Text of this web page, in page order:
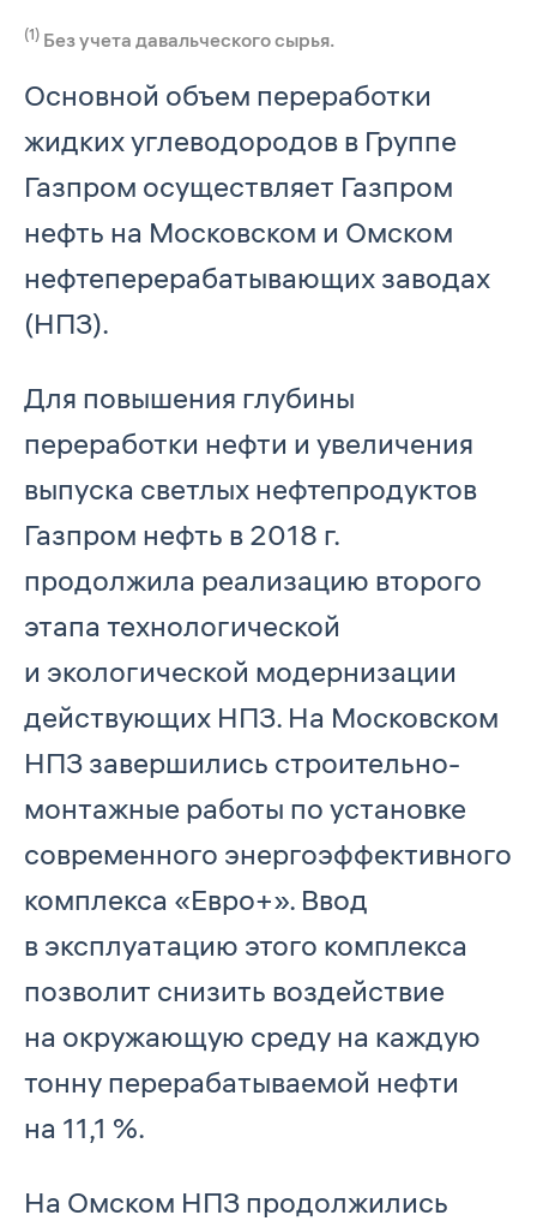
(1) Без учета давальческого сырья.
Основной объем переработки
жидких углеводородов в Группе
Газпром осуществляет Газпром
нефть на Московском и Омском
нефтеперерабатывающих заводах
(НПЗ).
Для повышения глубины
переработки нефти и увеличения
выпуска светлых нефтепродуктов
Газпром нефть в 2018 г.
продолжила реализацию второго
этапа технологической
и экологической модернизации
действующих НПЗ. На Московском
НПЗ завершились строительно-
монтажные работы по установке
современного энергоэффективного
комплекса «Евро+». Ввод
в эксплуатацию этого комплекса
позволит снизить воздействие
на окружающую среду на каждую
тонну перерабатываемой нефти
на 11,1 %.
На Омском НПЗ продолжились